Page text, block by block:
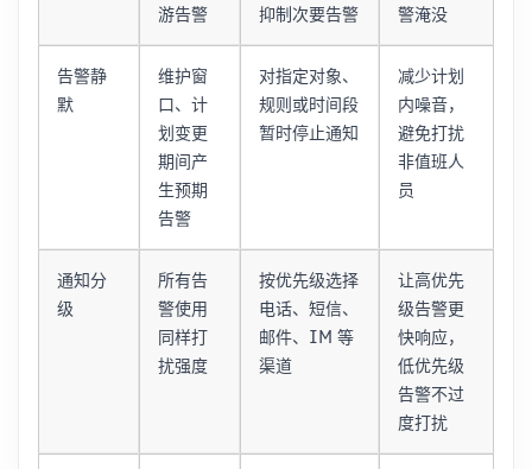
游告警 抑制次要告警 警淹没
告警静
默
维护窗
口、计
划变更
期间产
生预期
告警
对指定对象、
规则或时间段
暂时停止通知
减少计划
内噪音，
避免打扰
非值班人
员
通知分
级
所有告
警使用
同样打
扰强度
按优先级选择
电话、短信、
邮件、IM 等
渠道
让高优先
级告警更
快响应，
低优先级
告警不过
度打扰